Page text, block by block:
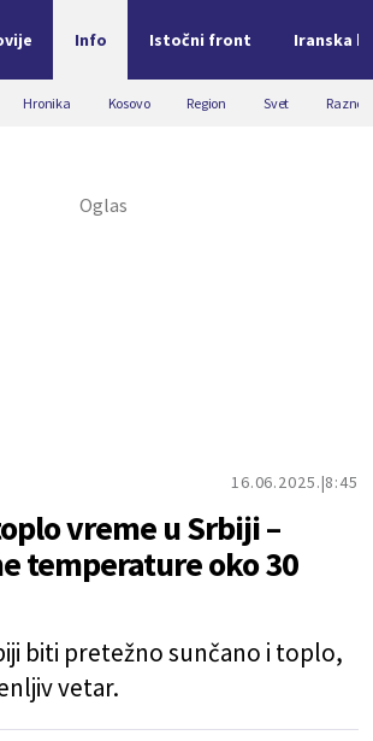
Info Istočni front Iranska
Hronika Kosovo Region Svet Razno
16.06.2025. 8:45
vreme u Srbiji –
temperature oko 30
biti pretežno sunčano i toplo,
vetar.